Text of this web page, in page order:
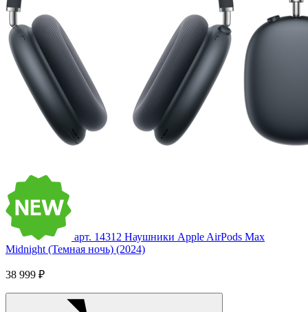
арт. 14312 Наушники Apple AirPods Max
Midnight (Темная ночь) (2024)
38 999 ₽